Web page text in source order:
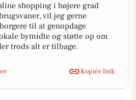
shopping i højere grad
vil jeg gerne
til at genopdage
bymidte og støtte op om
trods alt er tilbage.
Kopiér link